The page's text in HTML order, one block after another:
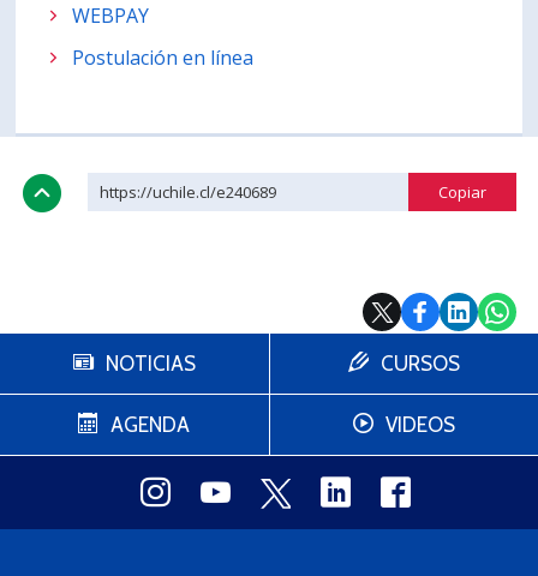
WEBPAY
Postulación en línea
https://uchile.cl/e240689
NOTICIAS
AGENDA
CURSOS
VIDEOS